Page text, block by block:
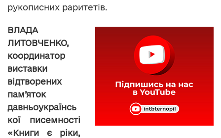
рукописних раритетів.
ВЛАДА
ЛИТОВЧЕНКО,
координатор
виставки
вiдтворених
пам’яток
давньоукраїнсь
кої писемностi
«Книги є рiки,